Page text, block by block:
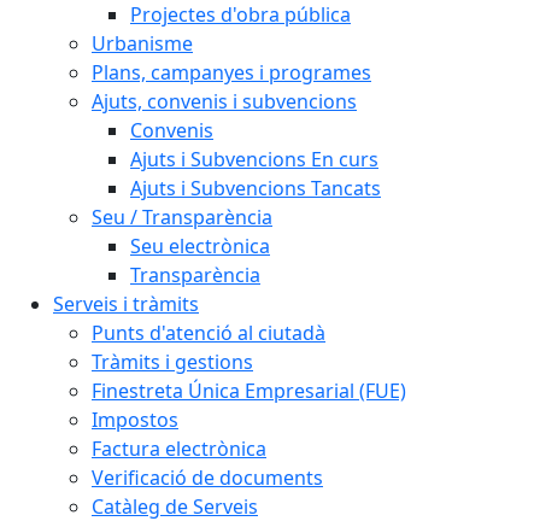
Projectes d'obra pública
Urbanisme
Plans, campanyes i programes
Ajuts, convenis i subvencions
Convenis
Ajuts i Subvencions En curs
Ajuts i Subvencions Tancats
Seu / Transparència
Seu electrònica
Transparència
Serveis i tràmits
Punts d'atenció al ciutadà
Tràmits i gestions
Finestreta Única Empresarial (FUE)
Impostos
Factura electrònica
Verificació de documents
Catàleg de Serveis